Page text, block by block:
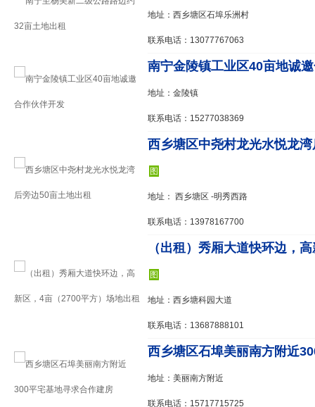
地址：西乡塘区石埠乐洲村
联系电话：13077767063
南宁金陵镇工业区40亩地诚
地址：金陵镇
联系电话：15277038369
西乡塘区中尧村龙光水悦龙
图
地址： 西乡塘区 -明秀西路
联系电话：13978167700
（出租）秀厢大道快环边，
图
地址：西乡塘科园大道
联系电话：13687888101
西乡塘区石埠美丽南方附近
地址：美丽南方附近
联系电话：15717715725